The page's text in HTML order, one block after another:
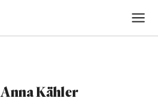
Anna Kähler